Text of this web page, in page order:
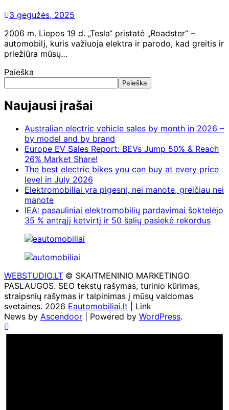
3 gegužės, 2025
2006 m. Liepos 19 d. „Tesla“ pristatė „Roadster“ –
automobilį, kuris važiuoja elektra ir parodo, kad greitis ir
priežiūra mūsų…
Paieška
Paieška
Naujausi įrašai
Australian electric vehicle sales by month in 2026 –
by model and by brand
Europe EV Sales Report: BEVs Jump 50% & Reach
26% Market Share!
The best electric bikes you can buy at every price
level in July 2026
Elektromobiliai yra pigesni, nei manote, greičiau nei
manote
IEA: pasauliniai elektromobilių pardavimai šoktelėjo
35 % antrąjį ketvirtį ir 50 šalių pasiekė rekordus
WEBSTUDIO.LT © SKAITMENINIO MARKETINGO
PASLAUGOS. SEO tekstų rašymas, turinio kūrimas,
straipsnių rašymas ir talpinimas į mūsų valdomas
svetaines. 2026 Eautomobiliai.lt | Link
News by Ascendoor | Powered by WordPress.